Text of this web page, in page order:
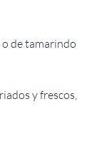
de tamarindo
y frescos,